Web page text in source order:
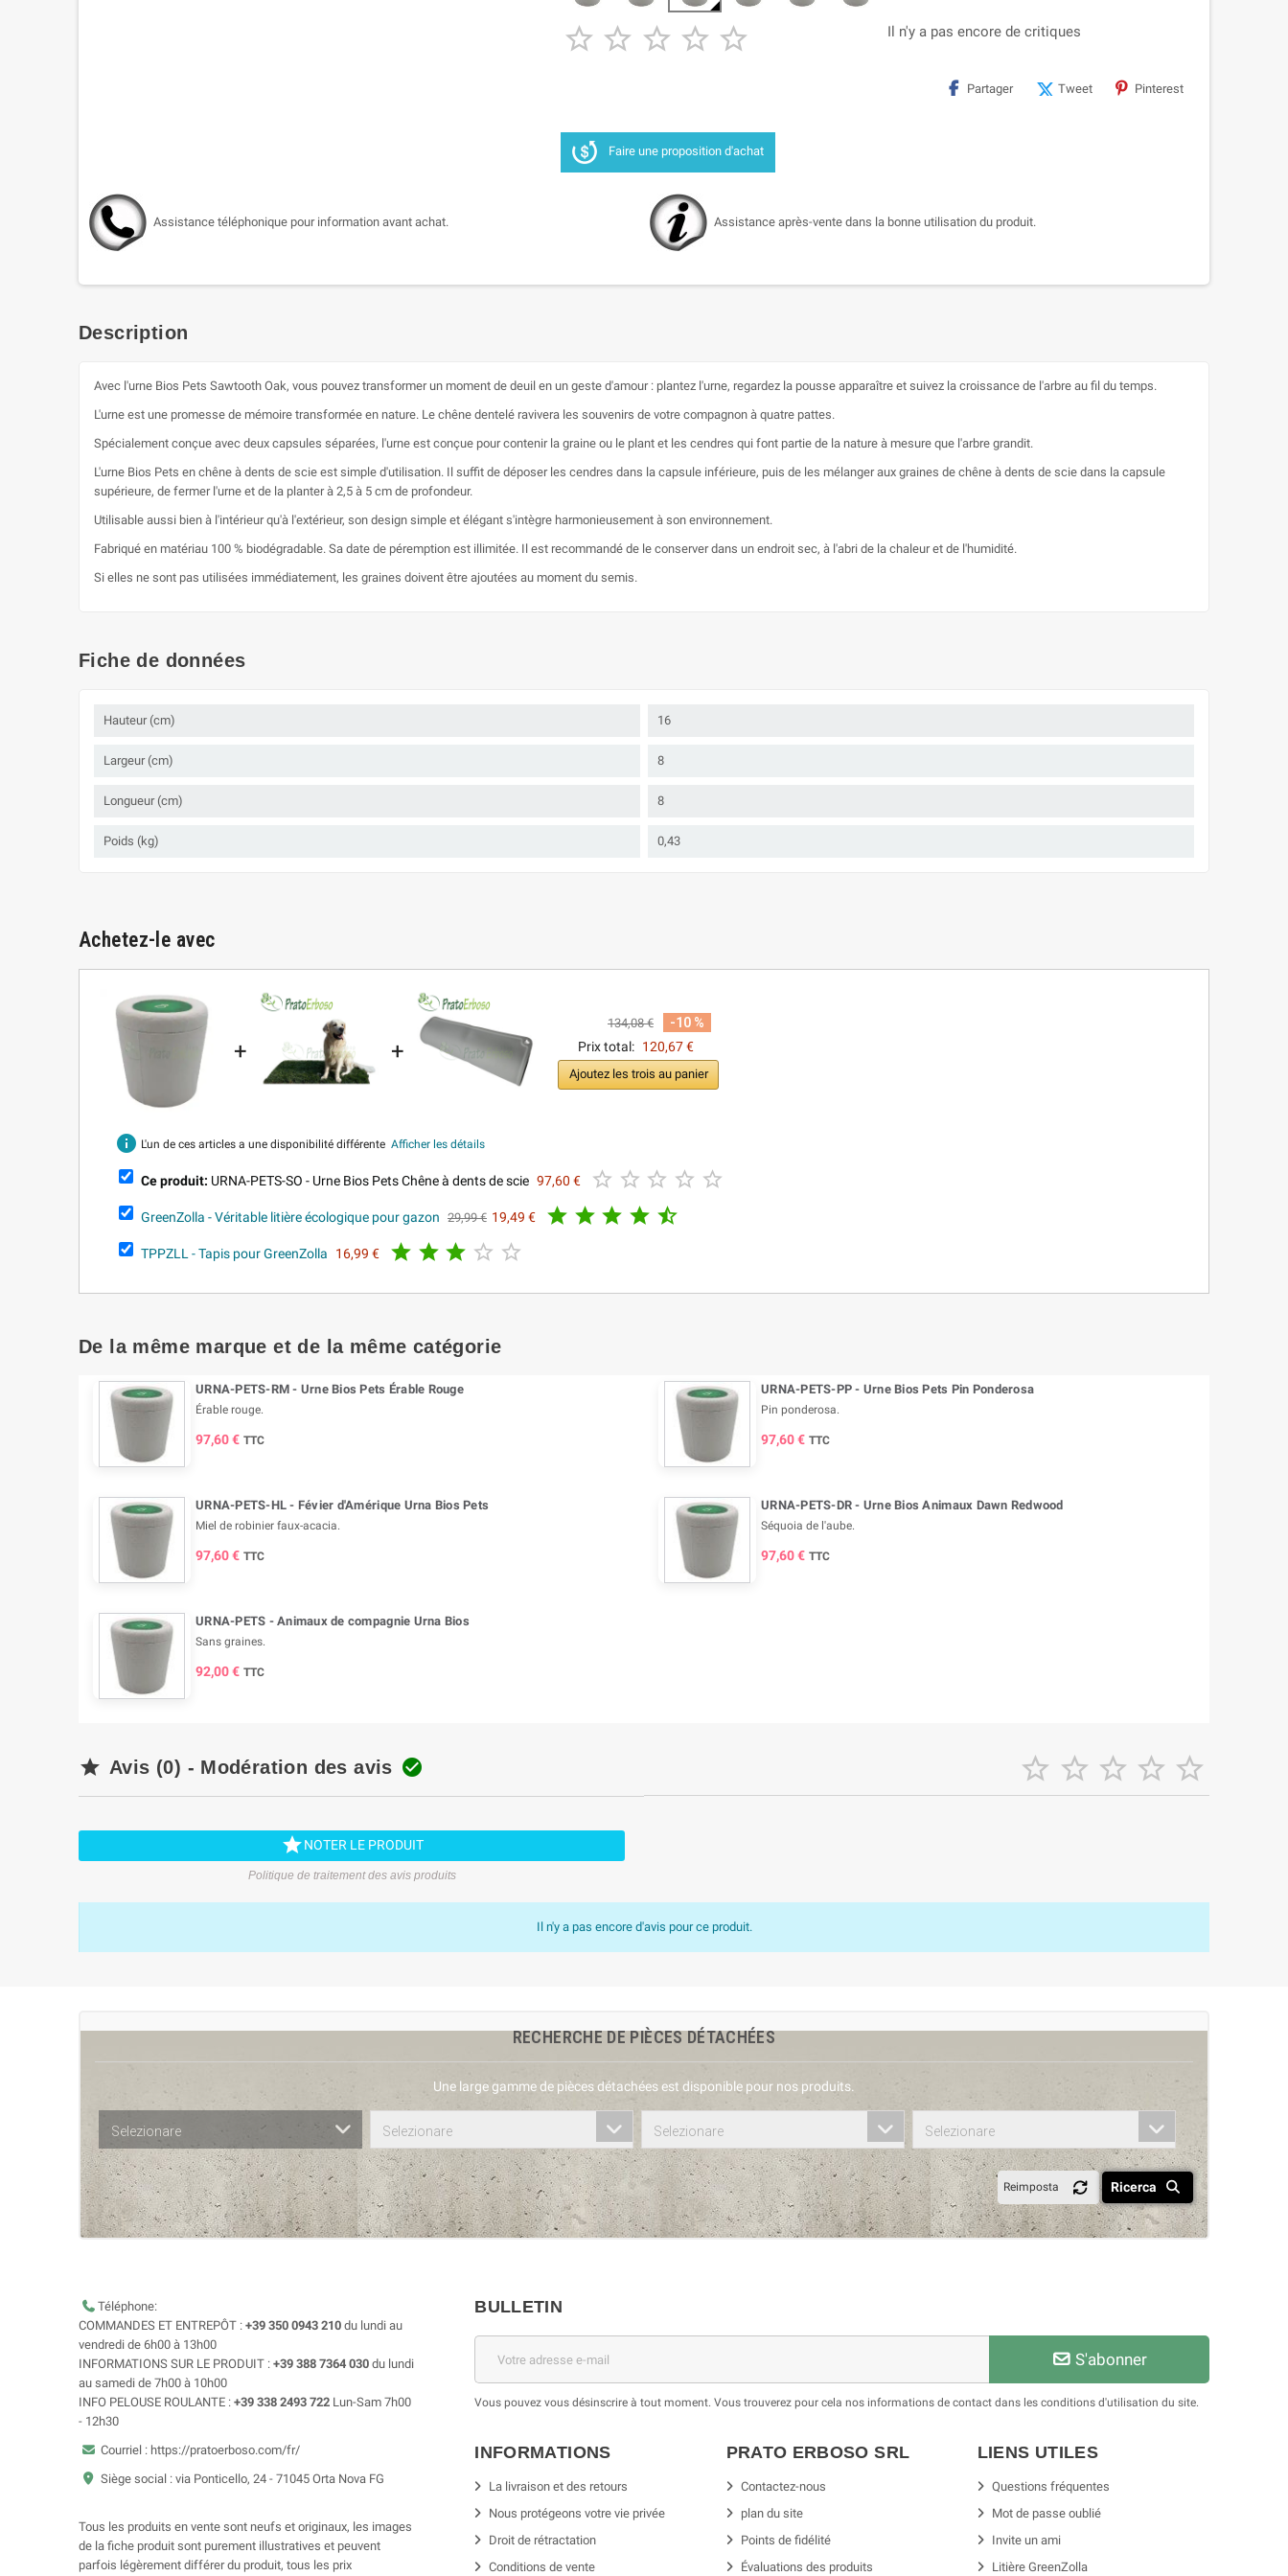
     Il n'y a pas encore de critiques
Partager Tweet Pinterest
Faire une proposition d'achat
Assistance téléphonique pour information avant achat. Assistance après-vente dans la bonne utilisation du produit.
Description
Avec l'urne Bios Pets Sawtooth Oak, vous pouvez transformer un moment de deuil en un geste d'amour : plantez l'urne, regardez la pousse apparaître et suivez la croissance de l'arbre au fil du temps.
L'urne est une promesse de mémoire transformée en nature. Le chêne dentelé ravivera les souvenirs de votre compagnon à quatre pattes.
Spécialement conçue avec deux capsules séparées, l'urne est conçue pour contenir la graine ou le plant et les cendres qui font partie de la nature à mesure que l'arbre grandit.
L'urne Bios Pets en chêne à dents de scie est simple d'utilisation. Il suffit de déposer les cendres dans la capsule inférieure, puis de les mélanger aux graines de chêne à dents de scie dans la capsule
supérieure, de fermer l'urne et de la planter à 2,5 à 5 cm de profondeur.
Utilisable aussi bien à l'intérieur qu'à l'extérieur, son design simple et élégant s'intègre harmonieusement à son environnement.
Fabriqué en matériau 100 % biodégradable. Sa date de péremption est illimitée. Il est recommandé de le conserver dans un endroit sec, à l'abri de la chaleur et de l'humidité.
Si elles ne sont pas utilisées immédiatement, les graines doivent être ajoutées au moment du semis.
Fiche de données
Hauteur (cm) 16
Largeur (cm) 8
Longueur (cm) 8
Poids (kg) 0,43
Achetez-le avec
+ +
134,08 €
-10 %
Prix total: 120,67 €
Ajoutez les trois au panier
info L'un de ces articles a une disponibilité différente Afficher les détails
Ce produit: URNA-PETS-SO - Urne Bios Pets Chêne à dents de scie 97,60 €     
GreenZolla - Véritable litière écologique pour gazon 29,99 € 19,49 €     
TPPZLL - Tapis pour GreenZolla 16,99 €     
De la même marque et de la même catégorie
URNA-PETS-RM - Urne Bios Pets Érable Rouge
Érable rouge.
97,60 € TTC
URNA-PETS-PP - Urne Bios Pets Pin Ponderosa
Pin ponderosa.
97,60 € TTC
URNA-PETS-HL - Févier d'Amérique Urna Bios Pets
Miel de robinier faux-acacia.
97,60 € TTC
URNA-PETS-DR - Urne Bios Animaux Dawn Redwood
Séquoia de l'aube.
97,60 € TTC
URNA-PETS - Animaux de compagnie Urna Bios
Sans graines.
92,00 € TTC
 Avis (0) - Modération des avis      
NOTER LE PRODUIT
Politique de traitement des avis produits
Il n'y a pas encore d'avis pour ce produit.
RECHERCHE DE PIÈCES DÉTACHÉES
Une large gamme de pièces détachées est disponible pour nos produits.
Selezionare Selezionare Selezionare Selezionare
Reimposta Ricerca
Téléphone:
COMMANDES ET ENTREPÔT : +39 350 0943 210 du lundi au
vendredi de 6h00 à 13h00
INFORMATIONS SUR LE PRODUIT : +39 388 7364 030 du lundi
au samedi de 7h00 à 10h00
INFO PELOUSE ROULANTE : +39 338 2493 722 Lun-Sam 7h00
- 12h30
Courriel : https://pratoerboso.com/fr/
Siège social : via Ponticello, 24 - 71045 Orta Nova FG
Tous les produits en vente sont neufs et originaux, les images
de la fiche produit sont purement illustratives et peuvent
parfois légèrement différer du produit, tous les prix
BULLETIN
S'abonner
Vous pouvez vous désinscrire à tout moment. Vous trouverez pour cela nos informations de contact dans les conditions d'utilisation du site.
INFORMATIONS
La livraison et des retours
Nous protégeons votre vie privée
Droit de rétractation
Conditions de vente
PRATO ERBOSOSRL
Contactez-nous
plan du site
Points de fidélité
Évaluations des produits
LIENS UTILES
Questions fréquentes
Mot de passe oublié
Invite un ami
Litière GreenZolla